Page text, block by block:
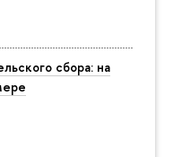
сбора: на